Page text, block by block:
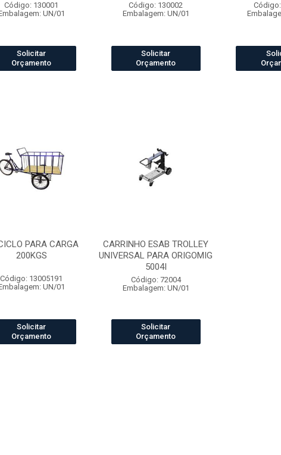
Código: 130001
UN/01
Solicitar
Orçamento
Código: 130002
Embalagem: UN/01
Solicitar
Orçamento
PARA CARGA
200KGS
Código: 13005191
UN/01
Solicitar
Orçamento
CARRINHO ESAB TROLLEY
UNIVERSAL PARA ORIGOMIG
5004I
Código: 72004
Embalagem: UN/01
Solicitar
Orçamento